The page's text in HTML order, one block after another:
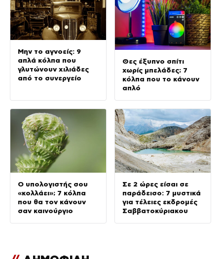
Μην το αγνοείς: 9
απλά κόλπα που
γλυτώνουν χιλιάδες
από το συνεργείο
Θες έξυπνο σπίτι
χωρίς μπελάδες; 7
κόλπα που το κάνουν
απλό
Ο υπολογιστής σου
«κολλάει»; 7 κόλπα
που θα τον κάνουν
σαν καινούργιο
Σε 2 ώρες είσαι σε
παράδεισο: 7 μυστικά
για τέλειες εκδρομές
Σαββατοκύριακου